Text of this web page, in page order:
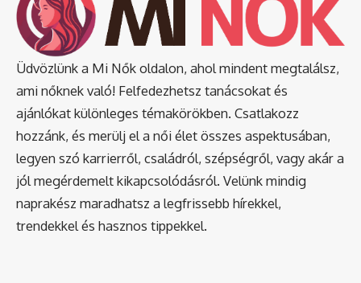
Üdvözlünk a Mi Nők oldalon, ahol mindent megtalálsz,
ami nőknek való! Felfedezhetsz tanácsokat és
ajánlókat különleges témakörökben. Csatlakozz
hozzánk, és merülj el a női élet összes aspektusában,
legyen szó karrierről, családról, szépségről, vagy akár a
jól megérdemelt kikapcsolódásról. Velünk mindig
naprakész maradhatsz a legfrissebb hírekkel,
trendekkel és hasznos tippekkel.